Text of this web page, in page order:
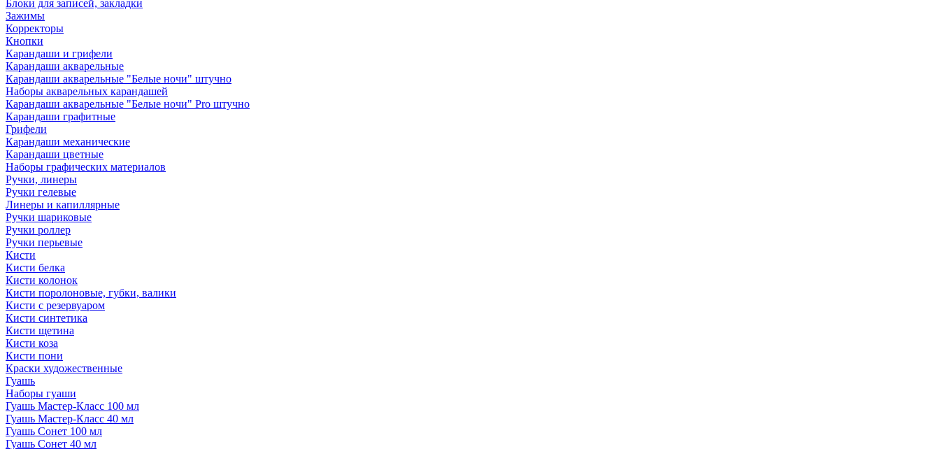
Блоки для записей, закладки
Зажимы
Корректоры
Кнопки
Карандаши и грифели
Карандаши акварельные
Карандаши акварельные "Белые ночи" штучно
Наборы акварельных карандашей
Карандаши акварельные "Белые ночи" Pro штучно
Карандаши графитные
Грифели
Карандаши механические
Карандаши цветные
Наборы графических материалов
Ручки, линеры
Ручки гелевые
Линеры и капиллярные
Ручки шариковые
Ручки роллер
Ручки перьевые
Кисти
Кисти белка
Кисти колонок
Кисти поролоновые, губки, валики
Кисти с резервуаром
Кисти синтетика
Кисти щетина
Кисти коза
Кисти пони
Краски художественные
Гуашь
Наборы гуаши
Гуашь Мастер-Класс 100 мл
Гуашь Мастер-Класс 40 мл
Гуашь Сонет 100 мл
Гуашь Сонет 40 мл